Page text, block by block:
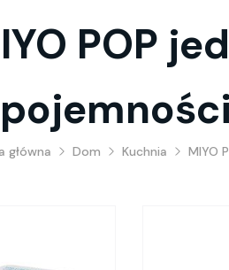
POP
główna Dom Kuchnia MIYO